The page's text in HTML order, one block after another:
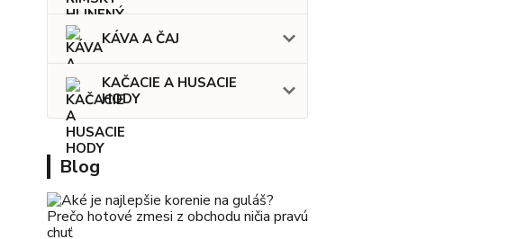
KÁVA A ČAJ
KAČACIE A HUSACIE
HODY
Blog